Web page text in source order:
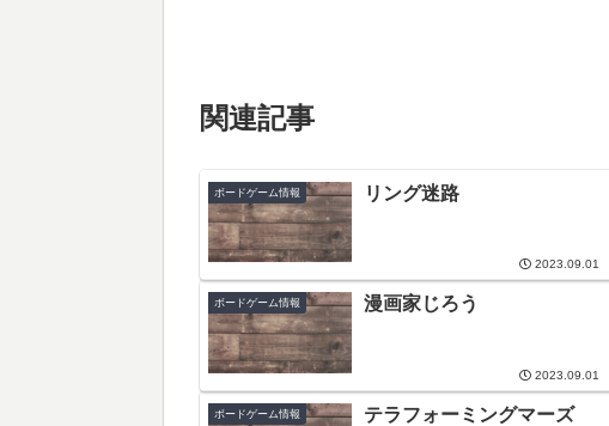
関連記事
ボードゲーム情報 リング迷路
2023.09.01
ボードゲーム情報 漫画家じろう
2023.09.01
ボードゲーム情報 テラフォーミングマーズ